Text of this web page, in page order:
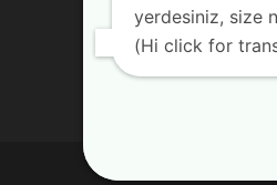
yerdesiniz, size
(Hi click for